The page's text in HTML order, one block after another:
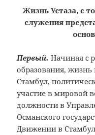
Жизнь Устаза, с
служения
Первый. Начиная с
образования,
Стамбул,
участие в мировой
должности в
Османского
Движении в